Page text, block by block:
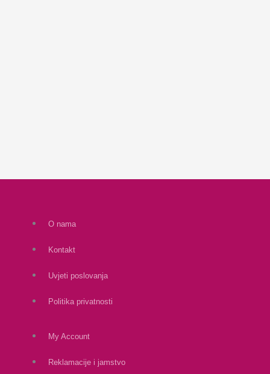
O nama
Kontakt
Uvjeti poslovanja
Politika privatnosti
My Account
Reklamacije i jamstvo